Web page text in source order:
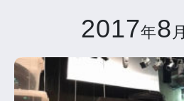
2017年8